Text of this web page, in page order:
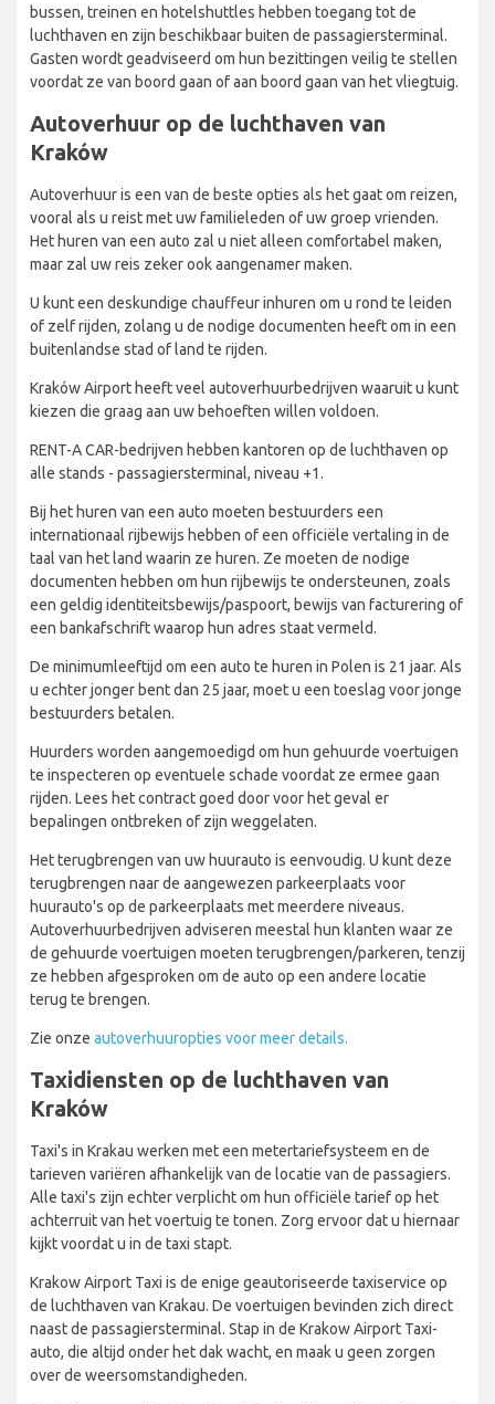
bussen, treinen en hotelshuttles hebben toegang tot de
luchthaven en zijn beschikbaar buiten de passagiersterminal.
Gasten wordt geadviseerd om hun bezittingen veilig te stellen
voordat ze van boord gaan of aan boord gaan van het vliegtuig.
Autoverhuur op de luchthaven van
Kraków
Autoverhuur is een van de beste opties als het gaat om reizen,
vooral als u reist met uw familieleden of uw groep vrienden.
Het huren van een auto zal u niet alleen comfortabel maken,
maar zal uw reis zeker ook aangenamer maken.
U kunt een deskundige chauffeur inhuren om u rond te leiden
of zelf rijden, zolang u de nodige documenten heeft om in een
buitenlandse stad of land te rijden.
Kraków Airport heeft veel autoverhuurbedrijven waaruit u kunt
kiezen die graag aan uw behoeften willen voldoen.
RENT-A CAR-bedrijven hebben kantoren op de luchthaven op
alle stands - passagiersterminal, niveau +1.
Bij het huren van een auto moeten bestuurders een
internationaal rijbewijs hebben of een officiële vertaling in de
taal van het land waarin ze huren. Ze moeten de nodige
documenten hebben om hun rijbewijs te ondersteunen, zoals
een geldig identiteitsbewijs/paspoort, bewijs van facturering of
een bankafschrift waarop hun adres staat vermeld.
De minimumleeftijd om een auto te huren in Polen is 21 jaar. Als
u echter jonger bent dan 25 jaar, moet u een toeslag voor jonge
bestuurders betalen.
Huurders worden aangemoedigd om hun gehuurde voertuigen
te inspecteren op eventuele schade voordat ze ermee gaan
rijden. Lees het contract goed door voor het geval er
bepalingen ontbreken of zijn weggelaten.
Het terugbrengen van uw huurauto is eenvoudig. U kunt deze
terugbrengen naar de aangewezen parkeerplaats voor
huurauto's op de parkeerplaats met meerdere niveaus.
Autoverhuurbedrijven adviseren meestal hun klanten waar ze
de gehuurde voertuigen moeten terugbrengen/parkeren, tenzij
ze hebben afgesproken om de auto op een andere locatie
terug te brengen.
Zie onze autoverhuuropties voor meer details.
Taxidiensten op de luchthaven van
Kraków
Taxi's in Krakau werken met een metertariefsysteem en de
tarieven variëren afhankelijk van de locatie van de passagiers.
Alle taxi's zijn echter verplicht om hun officiële tarief op het
achterruit van het voertuig te tonen. Zorg ervoor dat u hiernaar
kijkt voordat u in de taxi stapt.
Krakow Airport Taxi is de enige geautoriseerde taxiservice op
de luchthaven van Krakau. De voertuigen bevinden zich direct
naast de passagiersterminal. Stap in de Krakow Airport Taxi-
auto, die altijd onder het dak wacht, en maak u geen zorgen
over de weersomstandigheden.